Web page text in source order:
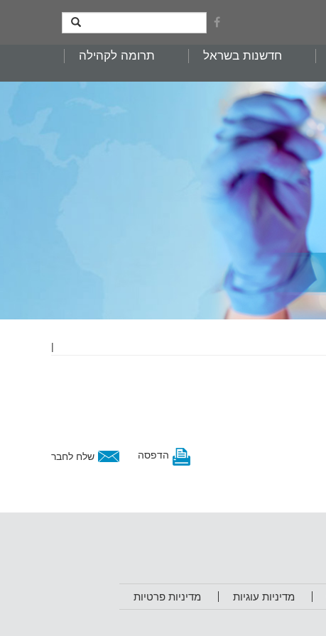
חדשנות בשראל
תרומה לקהילה
|
שלח לחבר הדפסה
מדיניות עוגיות מדיניות פרטיות